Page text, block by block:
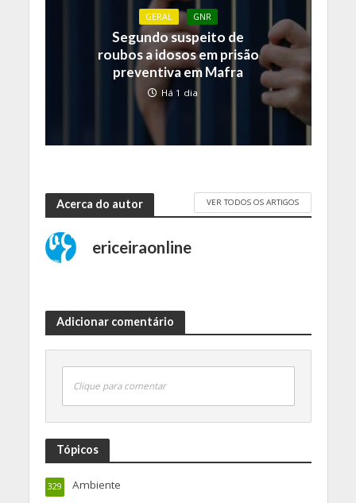
GERAL GNR
Segundo suspeito de
roubos a idosos em prisão
preventiva em Mafra
Há 1 dia
Acerca do autor VER TODOS OS ARTIGOS
ericeiraonline
Adicionar comentário
Clique para comentar
Tópicos
Ambiente
329